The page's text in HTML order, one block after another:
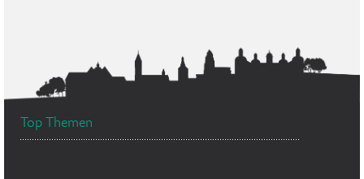
Top Themen